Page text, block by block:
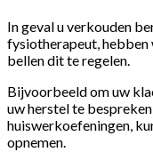
In geval u verkouden
fysiotherapeut, hebben
bellen dit te regelen.
Bijvoorbeeld om uw
uw herstel te
huiswerkoefeningen,
opnemen.